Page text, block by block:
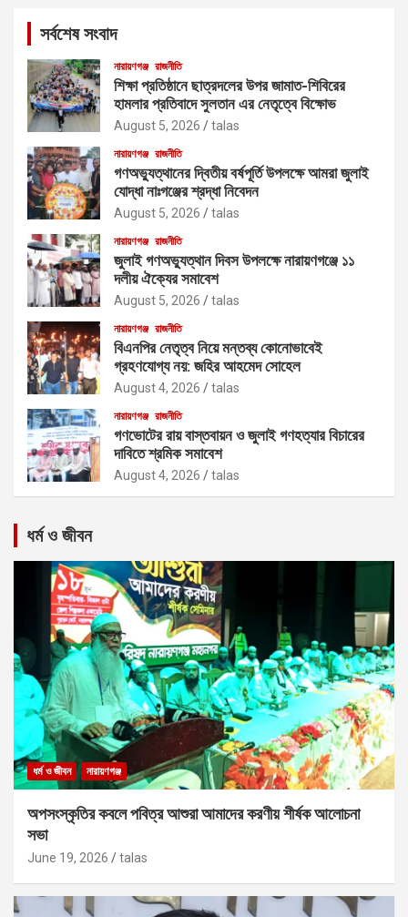
সর্বশেষ সংবাদ
নারায়ণগঞ্জ রাজনীতি
শিক্ষা প্রতিষ্ঠানে ছাত্রদলের উপর জামাত-শিবিরের
হামলার প্রতিবাদে সুলতান এর নেতৃত্বে বিক্ষোভ
August 5, 2026 talas
নারায়ণগঞ্জ রাজনীতি
গণঅভ্যুত্থানের দ্বিতীয় বর্ষপূর্তি উপলক্ষে আমরা জুলাই
যোদ্ধা নাঃগঞ্জের শ্রদ্ধা নিবেদন
August 5, 2026 talas
নারায়ণগঞ্জ রাজনীতি
জুলাই গণঅভ্যুত্থান দিবস উপলক্ষে নারায়ণগঞ্জে ১১
দলীয় ঐক্যের সমাবেশ
August 5, 2026 talas
নারায়ণগঞ্জ রাজনীতি
বিএনপির নেতৃত্ব নিয়ে মন্তব্য কোনোভাবেই
গ্রহণযোগ্য নয়: জহির আহমেদ সোহেল
August 4, 2026 talas
নারায়ণগঞ্জ রাজনীতি
গণভোটের রায় বাস্তবায়ন ও জুলাই গণহত্যার বিচারের
দাবিতে শ্রমিক সমাবেশ
August 4, 2026 talas
ধর্ম ও জীবন
ধর্ম ও জীবন নারায়ণগঞ্জ
অপসংস্কৃতির কবলে পবিত্র আশুরা আমাদের করণীয় শীর্ষক আলোচনা
সভা
June 19, 2026 talas